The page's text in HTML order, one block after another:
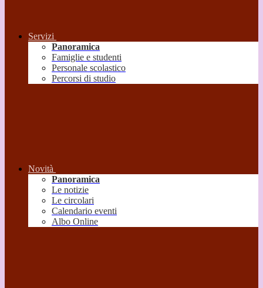
Servizi
Panoramica
Famiglie e studenti
Personale scolastico
Percorsi di studio
Novità
Panoramica
Le notizie
Le circolari
Calendario eventi
Albo Online